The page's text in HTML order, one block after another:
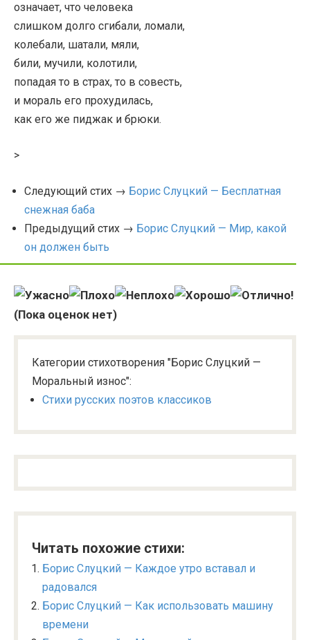
означает, что человека
слишком долго сгибали, ломали,
колебали, шатали, мяли,
били, мучили, колотили,
попадая то в страх, то в совесть,
и мораль его прохудилась,
как его же пиджак и брюки.
>
Следующий стих → Борис Слуцкий — Бесплатная
снежная баба
Предыдущий стих → Борис Слуцкий — Мир, какой
он должен быть
(Пока оценок нет)
Категории стихотворения "Борис Слуцкий —
Моральный износ":
Стихи русских поэтов классиков
Читать похожие стихи:
Борис Слуцкий — Каждое утро вставал и
радовался
Борис Слуцкий — Как использовать машину
времени